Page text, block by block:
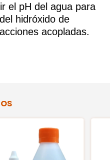
el pH del agua para
hidróxido de
acopladas.